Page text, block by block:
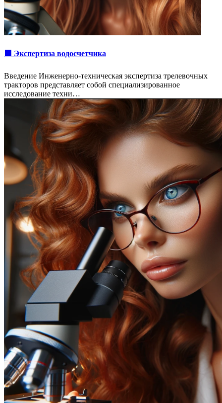
🟩 Экспертиза водосчетчика
Введение Инженерно-техническая экспертиза трелевочных
тракторов представляет собой специализированное
исследование техни…